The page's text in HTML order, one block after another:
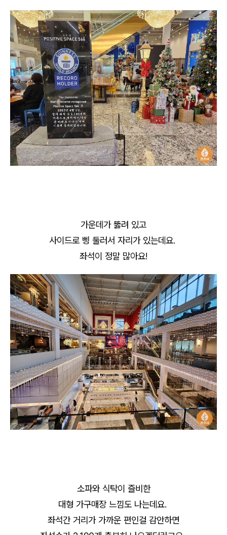
가운데가 뚫려 있고
사이드로 삥 둘러서 자리가 있는데요.
좌석이 정말 많아요!
소파와 식탁이 즐비한
대형 가구매장 느낌도 나는데요.
좌석간 거리가 가까운 편인걸 감안하면